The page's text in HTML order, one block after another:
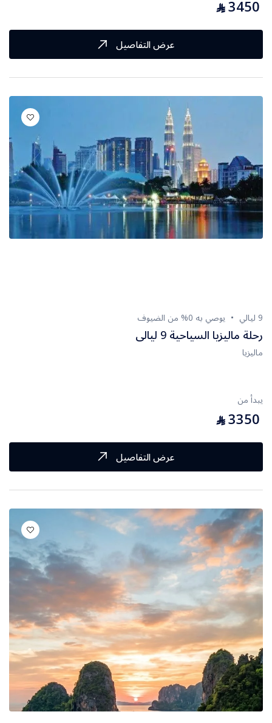
3450
⃁
عرض التفاصيل
9 ليالي يوصي به 0% من الضيوف
رحلة ماليزيا السياحية 9 ليالى
ماليزيا
يبدأ من
3350
⃁
عرض التفاصيل